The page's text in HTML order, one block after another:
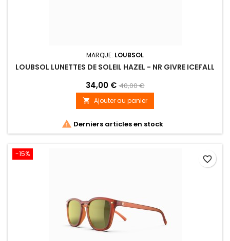
MARQUE: LOUBSOL
LOUBSOL LUNETTES DE SOLEIL HAZEL - NR GIVRE ICEFALL
34,00 € 40,00 €
 Ajouter au panier
 Derniers articles en stock
-15%
favorite_border